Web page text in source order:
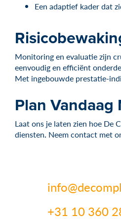
Een adaptief kader dat
Monitoring en evaluatie zijn
eenvoudig en efficiënt
Met ingebouwde prestatie-
Plan
Laat ons je laten zien hoe De
diensten. Neem contact met
+31 10 360